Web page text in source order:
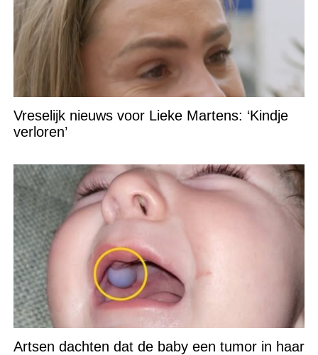
Vreselijk nieuws voor Lieke Martens: ‘Kindje
verloren’
Artsen dachten dat de baby een tumor in haar